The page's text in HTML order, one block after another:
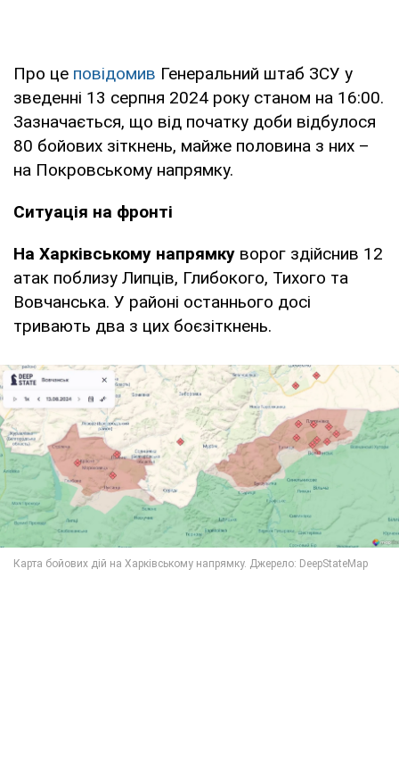
Про це повідомив Генеральний штаб ЗСУ у
зведенні 13 серпня 2024 року станом на 16:00.
Зазначається, що від початку доби відбулося
80 бойових зіткнень, майже половина з них –
на Покровському напрямку.
Ситуація на фронті
На Харківському напрямку ворог здійснив 12
атак поблизу Липців, Глибокого, Тихого та
Вовчанська. У районі останнього досі
тривають два з цих боєзіткнень.